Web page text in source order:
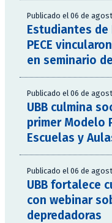
Publicado el 06 de
Estudiantes de
PECE
en seminario
Publicado el 06 de
UBB culmina
primer Modelo
Escuelas y
Publicado el 06 de
UBB fortalece
con webinar
depredadoras